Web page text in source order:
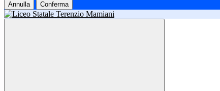
Annulla Conferma